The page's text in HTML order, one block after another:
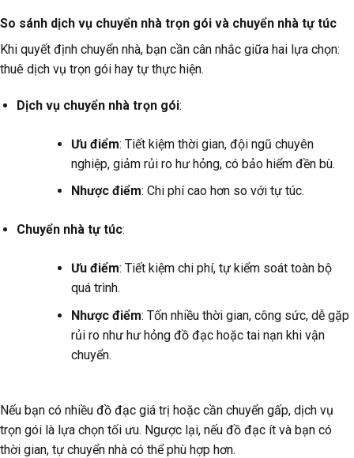
So sánh dịch vụ chuyển nhà trọn gói và chuyển nhà tự túc
Khi quyết định chuyển nhà, bạn cần cân nhắc giữa hai lựa chọn:
thuê dịch vụ trọn gói hay tự thực hiện.
Dịch vụ chuyển nhà trọn gói:
Ưu điểm: Tiết kiệm thời gian, đội ngũ chuyên
nghiệp, giảm rủi ro hư hỏng, có bảo hiểm đền bù.
Nhược điểm: Chi phí cao hơn so với tự túc.
Chuyển nhà tự túc:
Ưu điểm: Tiết kiệm chi phí, tự kiểm soát toàn bộ
quá trình.
Nhược điểm: Tốn nhiều thời gian, công sức, dễ gặp
rủi ro như hư hỏng đồ đạc hoặc tai nạn khi vận
chuyển.
Nếu bạn có nhiều đồ đạc giá trị hoặc cần chuyển gấp, dịch vụ
trọn gói là lựa chọn tối ưu. Ngược lại, nếu đồ đạc ít và bạn có
thời gian, tự chuyển nhà có thể phù hợp hơn.